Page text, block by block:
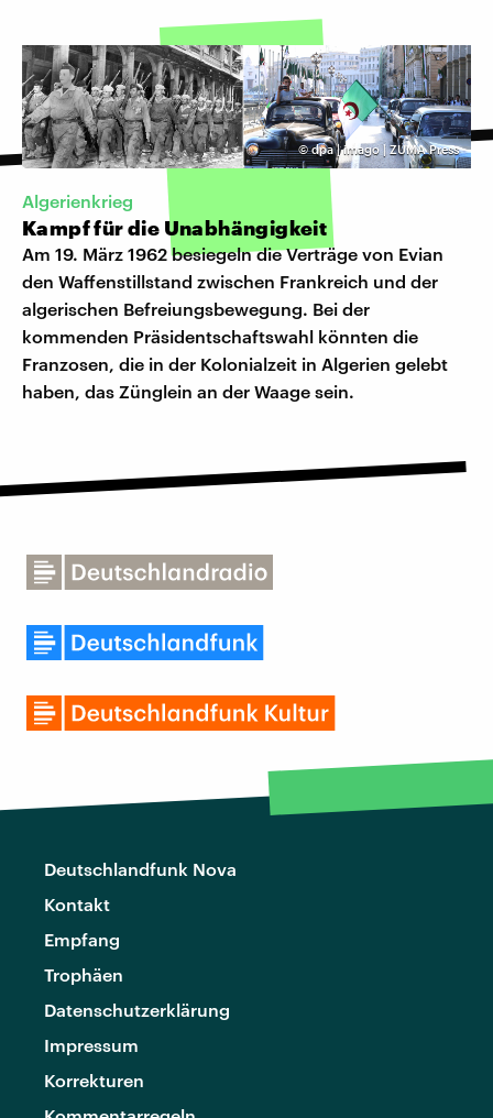
©dpa | imago | ZUMA Press
Algerienkrieg
Kampf für die Unabhängigkeit
Am 19. März 1962 besiegeln die Verträge von Evian
den Waffenstillstand zwischen Frankreich und der
algerischen Befreiungsbewegung. Bei der
kommenden Präsidentschaftswahl könnten die
Franzosen, die in der Kolonialzeit in Algerien gelebt
haben, das Zünglein an der Waage sein.
Deutschlandfunk Nova
Kontakt
Empfang
Trophäen
Datenschutzerklärung
Impressum
Korrekturen